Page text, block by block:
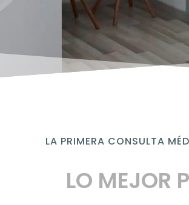
LA PRIMERA CONSULTA
LO MEJOR